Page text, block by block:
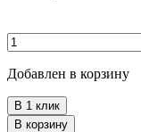
Добавлен в корзину
В 1 клик
В корзину